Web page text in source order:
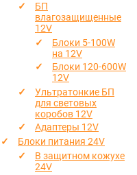
БП
влагозащищенные
12V
Блоки 5-100W
на 12V
Блоки 120-600W
12V
Ультратонкие БП
для световых
коробов 12V
Адаптеры 12V
Блоки питания 24V
В защитном кожухе
24V